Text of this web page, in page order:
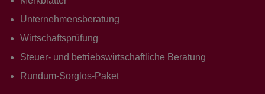
Unternehmensberatung
Wirtschaftsprüfung
Steuer- und betriebswirtschaftliche Beratung
Rundum-Sorglos-Paket